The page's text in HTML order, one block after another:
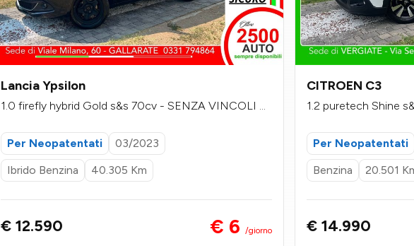
Lancia Ypsilon
1.0 firefly hybrid Gold s&s 70cv - SENZA VINCOLI DI
Per Neopatentati
03/2023
Ibrido Benzina
40.305 Km
€ 12.590 € 6 /giorno
CITROEN C3
1.2 puretech Shine
Per Neopatentati
Benzina
20.501
€ 14.990